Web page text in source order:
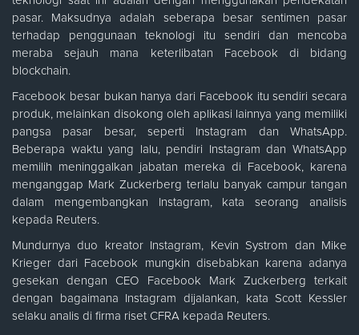
pasar. Maksudnya adalah seberapa besar sentimen pasar
terhadap penggunaan teknologi itu sendiri dan mencoba
meraba sejauh mana keterlibatan Facebook di bidang
blockchain.
Facebook besar bukan hanya dari Facebook itu sendiri secara
produk, melainkan disokong oleh aplikasi lainnya yang memiliki
pangsa pasar besar, seperti Instagram dan WhatsApp.
Beberapa waktu yang lalu, pendiri Instagram dan WhatsApp
memilih meninggalkan jabatan mereka di Facebook, karena
menganggap Mark Zuckerberg terlalu banyak campur tangan
dalam mengembangkan Instagram, kata seorang analisis
kepada Reuters.
Mundurnya duo kreator Instagram, Kevin Systrom dan Mike
Krieger dari Facebook mungkin disebabkan karena adanya
gesekan dengan CEO Facebook Mark Zuckerberg terkait
dengan bagaimana Instagram dijalankan, kata Scott Kessler
selaku analis di firma riset CFRA kepada Reuters.